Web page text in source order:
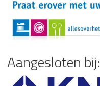
Aangesloten bij: